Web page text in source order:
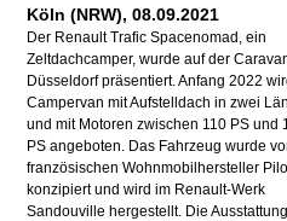
Köln (NRW), 08.09.2021
Der Renault Trafic Spacenomad, ein
Zeltdachcamper, wurde auf der
Düsseldorf präsentiert. Anfang 2022
Campervan mit Aufstelldach in zwei
und mit Motoren zwischen 110 PS und
PS angeboten. Das Fahrzeug wurde
französischen Wohnmobilhersteller
konzipiert und wird im Renault-Werk
Sandouville hergestellt. Die